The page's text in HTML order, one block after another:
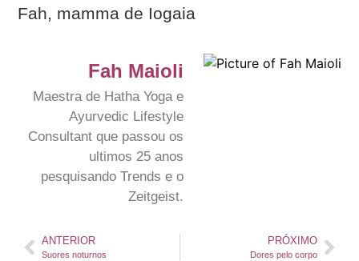
Fah, mamma de Iogaia
Fah Maioli
Maestra de Hatha Yoga e
Ayurvedic Lifestyle
Consultant que passou os
ultimos 25 anos
pesquisando Trends e o
Zeitgeist.
ANTERIOR
Suores noturnos
PRÓXIMO
Dores pelo corpo